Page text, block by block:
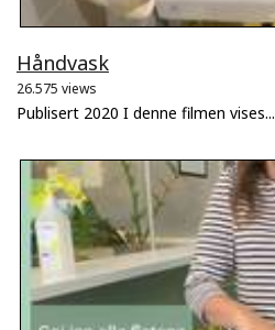
Håndvask
26.575 views
Publisert 2020 I denne filmen vises...